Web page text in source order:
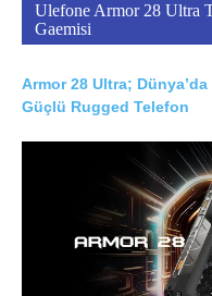
Ulefone Armor 28 Ultra
Gaemisi
Armor 28 Ultra;
Güçlü Rugged Telefon